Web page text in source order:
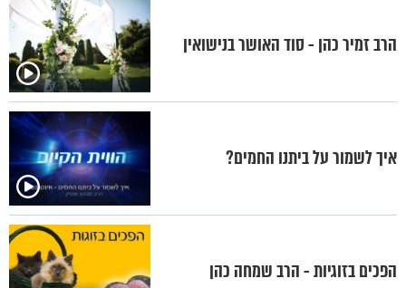
הרב זמיר כהן - סוד האושר בנישואין
איך לשמור על ביתנו החמים?
הפכים בזוגיות - הרב שמחה כהן